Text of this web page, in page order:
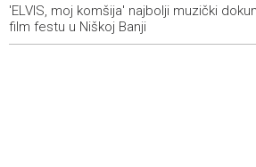
09:17
Požar kod Konjica lokaliziran,
terenu
'ELVIS, moj komšija' najbolji muzički
film festu u Niškoj Banji